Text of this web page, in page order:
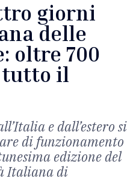
giorni
delle
oltre 700
tutto il
e dall’estero si
di funzionamento
edizione del
Italiana di